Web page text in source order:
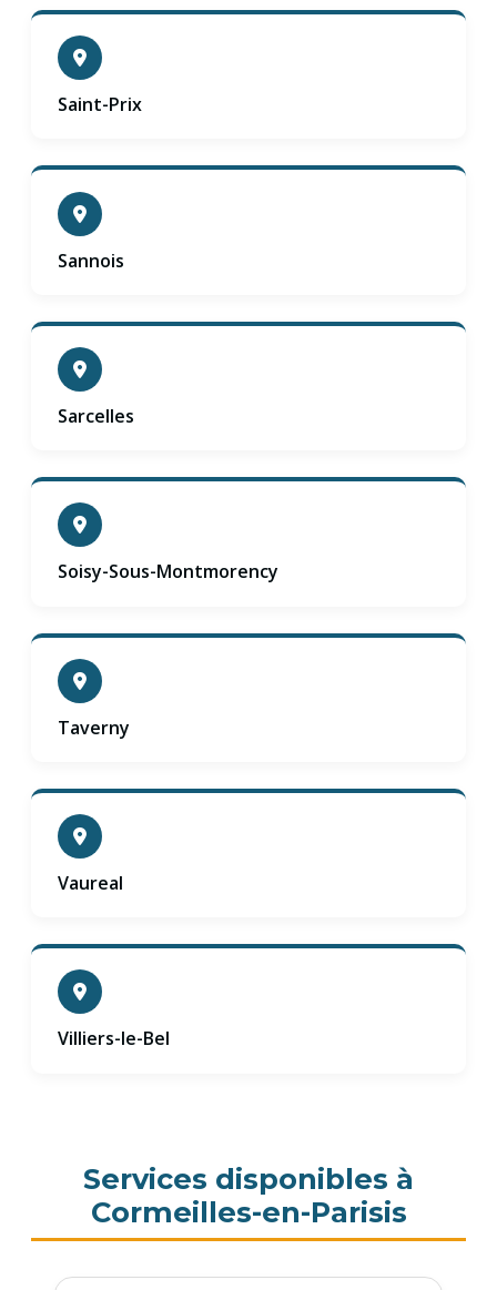
Saint-Prix
Sannois
Sarcelles
Soisy-Sous-Montmorency
Taverny
Vaureal
Villiers-le-Bel
Services disponibles à
Cormeilles-en-Parisis